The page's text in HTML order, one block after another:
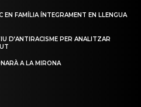
EN FAMÍLIA ÍNTEGRAMENT EN LLENGUA
D’ANTIRACISME PER ANALITZAR
A LA MIRONA